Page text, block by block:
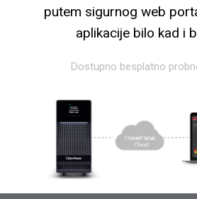
putem sigurnog web
aplikacije bilo kad i
Dostupno besplatno